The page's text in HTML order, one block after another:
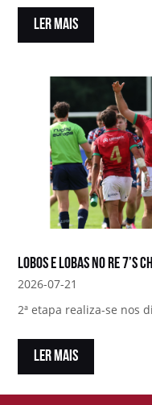
LER MAIS
Lobos e Lobas no RE 7’s
2026-07-21
2ª etapa realiza-se nos
LER MAIS